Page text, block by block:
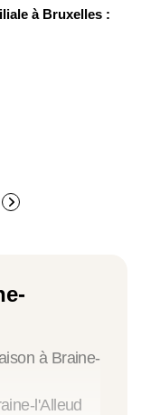
à Bruxelles :
à Braine-
l'Alleud